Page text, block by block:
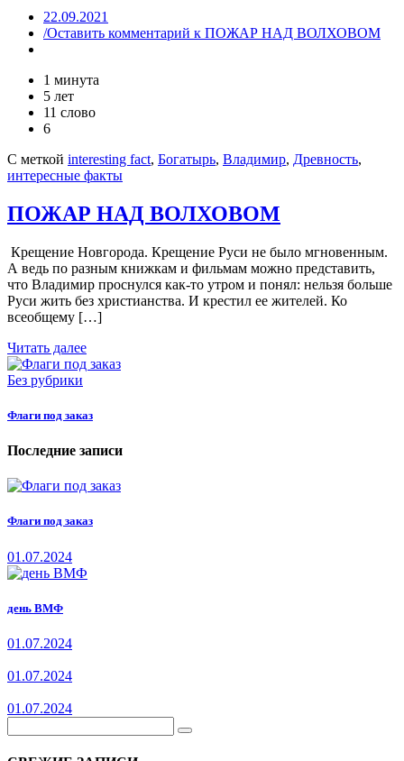
22.09.2021
/Оставить комментарий к ПОЖАР НАД ВОЛХОВОМ
1 минута
5 лет
11 слово
6
С меткой interesting fact, Богатырь, Владимир, Древность,
интересные факты
ПОЖАР НАД ВОЛХОВОМ
Крещение Новгорода. Крещение Руси не было мгновенным.
А ведь по разным книжкам и фильмам можно представить,
что Владимир проснулся как-то утром и понял: нельзя больше
Руси жить без христианства. И крестил ее жителей. Ко
всеобщему […]
Читать далее
Без рубрики
Флаги под заказ
Последние записи
Флаги под заказ
01.07.2024
день ВМФ
01.07.2024
01.07.2024
01.07.2024